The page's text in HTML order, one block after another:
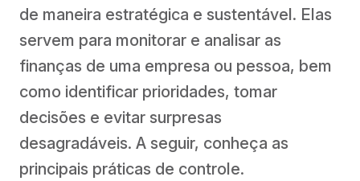
de maneira estratégica e sustentável. Elas
servem para monitorar e analisar as
finanças de uma empresa ou pessoa, bem
como identificar prioridades, tomar
decisões e evitar surpresas
desagradáveis. A seguir, conheça as
principais práticas de controle.